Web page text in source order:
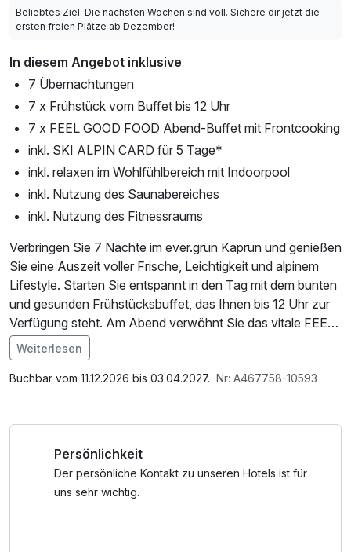
Beliebtes Ziel: Die nächsten Wochen sind voll. Sichere dir jetzt die
ersten freien Plätze ab Dezember!
In diesem Angebot inklusive
7 Übernachtungen
7 x Frühstück vom Buffet bis 12 Uhr
7 x FEEL GOOD FOOD Abend-Buffet mit Frontcooking
inkl. SKI ALPIN CARD für 5 Tage*
inkl. relaxen im Wohlfühlbereich mit Indoorpool
inkl. Nutzung des Saunabereiches
inkl. Nutzung des Fitnessraums
Verbringen Sie 7 Nächte im ever.grün Kaprun und genießen
Sie eine Auszeit voller Frische, Leichtigkeit und alpinem
Lifestyle. Starten Sie entspannt in den Tag mit dem bunten
und gesunden Frühstücksbuffet, das Ihnen bis 12 Uhr zur
Verfügung steht. Am Abend verwöhnt Sie das vitale FEEL
GOOD FOOD Buffet mit frischen, leichten Gerichten und
abwechslungsreichem Frontcooking.
Finnischer Sauna, Bio-Sauna, Dampfbad, Eisbrunnen und
gemütlichen Relax-Zonen. Eine Spa-Tasche mit
Bademänteln und Badetüchern wird Ihnen für die Dauer
Im Angebot enthalten
Saunabenutzung, Leihbademantel, Nutzung des
Bademantel und -tücher
Weiterlesen
Buchbar vom 11.12.2026 bis 03.04.2027. Nr: A467758-10593
Persönlichkeit
Der persönliche Kontakt zu unseren Hotels ist für
uns sehr wichtig.